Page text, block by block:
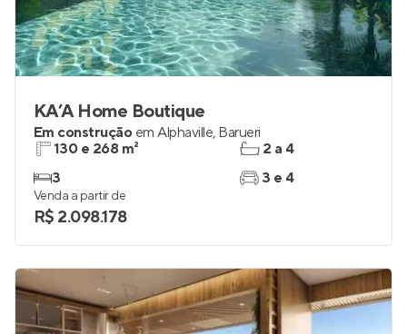
KA’A Home Boutique
Em construção em Alphaville, Barueri
130 e 268 m²
3
2 a 4
3 e 4
Venda a partir de
R$ 2.098.178